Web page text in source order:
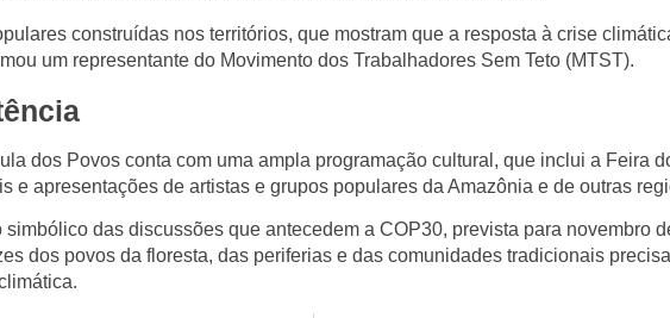
construídas nos territórios, que mostram que a resposta à crise
um representante do Movimento dos Trabalhadores Sem Teto (MTST).
dos Povos conta com uma ampla programação cultural , que inclui a Feira
e apresentações de artistas e grupos populares da Amazônia e de outras
das discussões que antecedem a COP30, prevista para novembro
dos povos da floresta, das periferias e das comunidades tradicionais